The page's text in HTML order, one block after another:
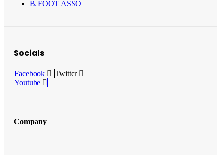
BJFOOT ASSO
Socials
Facebook
Twitter
Youtube
Company